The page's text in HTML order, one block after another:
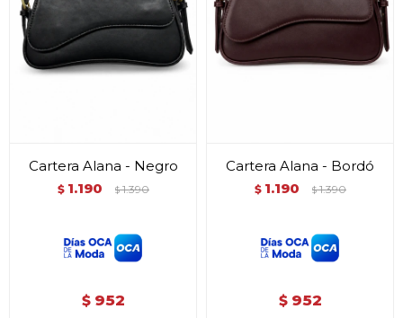
Cartera Alana - Negro
$ 1.190 $ 1.390
$ 952
Cartera Alana - Bordó
$ 1.190 $ 1.390
$ 952